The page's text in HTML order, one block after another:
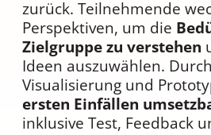
zurück. Teilnehmende
Perspektiven, um die
Zielgruppe zu verstehen
Ideen auszuwählen.
Visualisierung und
ersten Einfällen
inklusive Test, Feedback